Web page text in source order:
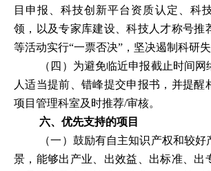
目申报、科技创新平台资质认定、科
领，以及专家库建设、科技人才称号推
等活动实行“一票否决” ，坚决遏制科研
（四）为避免临近申报截止时间
人适当提前、错峰提交申报书，并提醒
项目管理科室及时推荐/审核。
六、优先支持的项目
（一）鼓励有自主知识产权和较
景，能够出产业、出效益、出标准、出